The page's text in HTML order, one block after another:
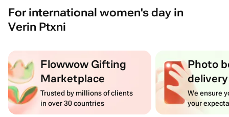
For international women's day in
Verin Ptxni
Flowwow Gifting
Marketplace
Trusted by millions of clients
in over 30 countries
Photo
delivery
We ensure
your